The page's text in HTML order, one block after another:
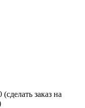
заказ на